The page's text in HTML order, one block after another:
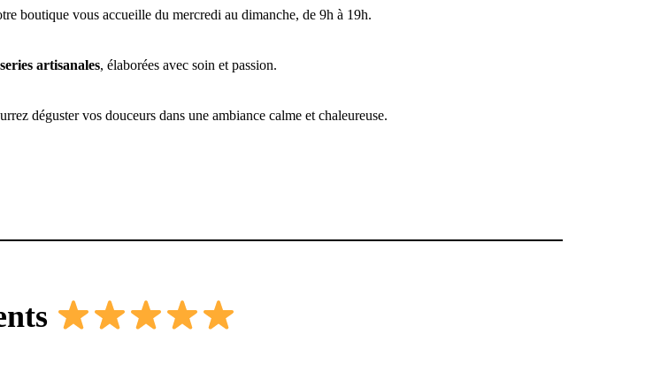
boutique vous accueille du mercredi au dimanche, de 9h à 19h.
artisanales, élaborées avec soin et passion.
déguster vos douceurs dans une ambiance calme et chaleureuse.